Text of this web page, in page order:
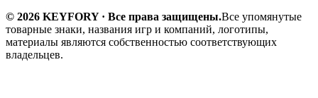
© 2026 KEYFORY · Все права защищены.Все упомянутые
товарные знаки, названия игр и компаний, логотипы,
материалы являются собственностью соответствующих
владельцев.